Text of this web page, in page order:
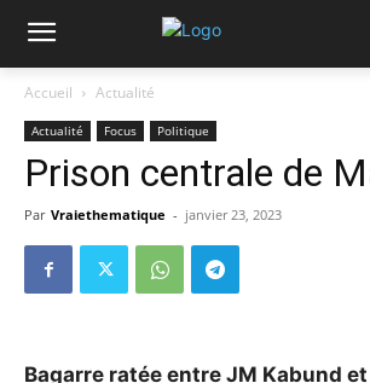
Accueil Actualité
Actualité Focus Politique
Prison centrale de
Par Vraiethematique - janvier 23, 2023
Bagarre ratée entre JM Kabund